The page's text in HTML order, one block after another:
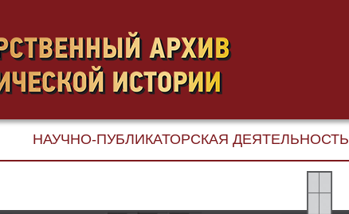
НАУЧНО-ПУБЛИКАТОРСКАЯ ДЕЯТЕЛЬНОСТЬ